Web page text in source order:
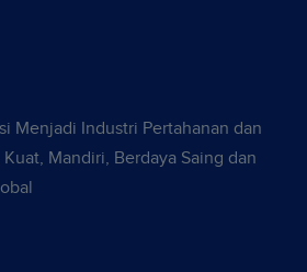
Menjadi Industri Pertahanan dan
Mandiri, Berdaya Saing dan